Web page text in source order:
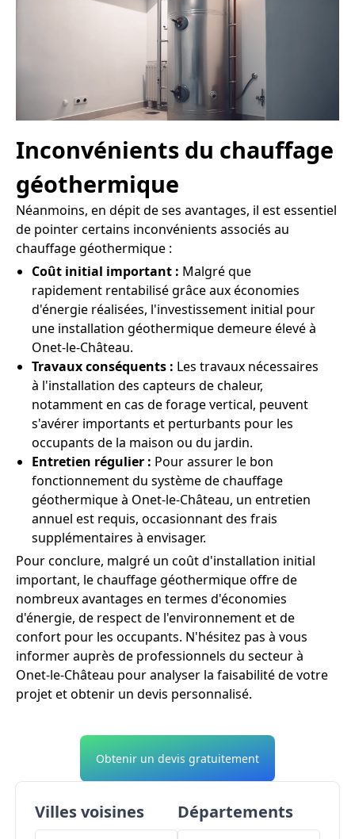
Inconvénients du chauffage
géothermique
Néanmoins, en dépit de ses avantages, il est essentiel
de pointer certains inconvénients associés au
chauffage géothermique :
Coût initial important : Malgré que
rapidement rentabilisé grâce aux économies
d'énergie réalisées, l'investissement initial pour
une installation géothermique demeure élevé à
Onet-le-Château.
Travaux conséquents : Les travaux nécessaires
à l'installation des capteurs de chaleur,
notamment en cas de forage vertical, peuvent
s'avérer importants et perturbants pour les
occupants de la maison ou du jardin.
Entretien régulier : Pour assurer le bon
fonctionnement du système de chauffage
géothermique à Onet-le-Château, un entretien
annuel est requis, occasionnant des frais
supplémentaires à envisager.
Pour conclure, malgré un coût d'installation initial
important, le chauffage géothermique offre de
nombreux avantages en termes d'économies
d'énergie, de respect de l'environnement et de
confort pour les occupants. N'hésitez pas à vous
informer auprès de professionnels du secteur à
Onet-le-Château pour analyser la faisabilité de votre
projet et obtenir un devis personnalisé.
Obtenir un devis gratuitement
Villes voisines Départements